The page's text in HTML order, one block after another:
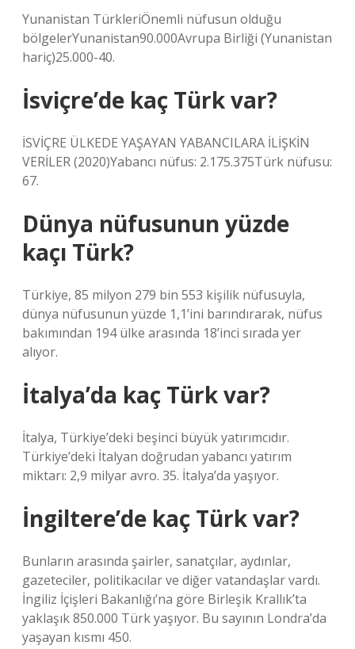
Yunanistan TürkleriÖnemli nüfusun olduğu
bölgelerYunanistan90.000Avrupa Birliği (Yunanistan
hariç)25.000-40.
İsviçre’de kaç Türk var?
İSVİÇRE ÜLKEDE YAŞAYAN YABANCILARA İLİŞKİN
VERİLER (2020)Yabancı nüfus: 2.175.375Türk nüfusu:
67.
Dünya nüfusunun yüzde
kaçı Türk?
Türkiye, 85 milyon 279 bin 553 kişilik nüfusuyla,
dünya nüfusunun yüzde 1,1’ini barındırarak, nüfus
bakımından 194 ülke arasında 18’inci sırada yer
alıyor.
İtalya’da kaç Türk var?
İtalya, Türkiye’deki beşinci büyük yatırımcıdır.
Türkiye’deki İtalyan doğrudan yabancı yatırım
miktarı: 2,9 milyar avro. 35. İtalya’da yaşıyor.
İngiltere’de kaç Türk var?
Bunların arasında şairler, sanatçılar, aydınlar,
gazeteciler, politikacılar ve diğer vatandaşlar vardı.
İngiliz İçişleri Bakanlığı’na göre Birleşik Krallık’ta
yaklaşık 850.000 Türk yaşıyor. Bu sayının Londra’da
yaşayan kısmı 450.